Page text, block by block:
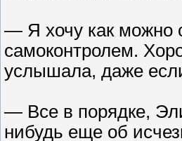
— Я хочу как можно
самоконтролем.
услышала, даже
— Все в порядке,
нибудь еще об